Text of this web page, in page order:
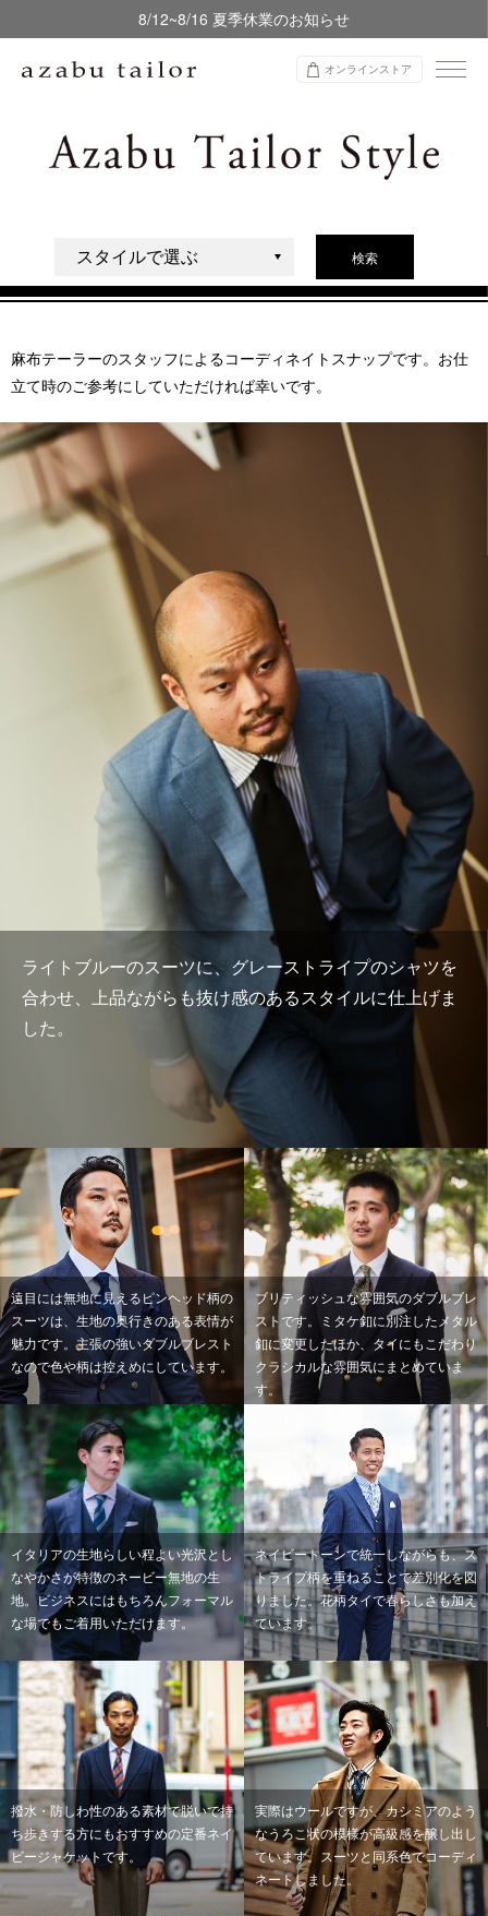
8/12~8/16 夏季休業のお知らせ
オンラインストア
検索
麻布テーラーのスタッフによるコーディネイトスナップです。お仕
立て時のご参考にしていただければ幸いです。
ライトブルーのスーツに、グレーストライプのシャツを
合わせ、上品ながらも抜け感のあるスタイルに仕上げま
した。
遠目には無地に見えるピンヘッド柄の
スーツは、生地の奥行きのある表情が
魅力です。主張の強いダブルブレスト
なので色や柄は控えめにしています。
ブリティッシュな雰囲気のダブルブレ
ストです。ミタケ釦に別注したメタル
釦に変更したほか、タイにもこだわり
クラシカルな雰囲気にまとめていま
す。
イタリアの生地らしい程よい光沢とし
なやかさが特徴のネービー無地の生
地。ビジネスにはもちろんフォーマル
な場でもご着用いただけます。
ネイビートーンで統一しながらも、ス
トライプ柄を重ねることで差別化を図
りました。花柄タイで春らしさも加え
ています。
撥水・防しわ性のある素材で脱いで持
ち歩きする方にもおすすめの定番ネイ
ビージャケットです。
実際はウールですが、カシミアのよう
なうろこ状の模様が高級感を醸し出し
ています。スーツと同系色でコーディ
ネートしました。